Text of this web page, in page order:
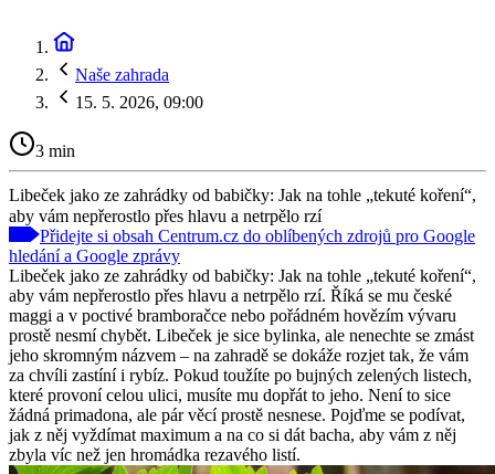
Naše zahrada
15. 5. 2026, 09:00
3 min
Libeček jako ze zahrádky od babičky: Jak na tohle „tekuté koření“,
aby vám nepřerostlo přes hlavu a netrpělo rzí
Přidejte si obsah Centrum.cz do oblíbených zdrojů pro Google
hledání a Google zprávy
Libeček jako ze zahrádky od babičky: Jak na tohle „tekuté koření“,
aby vám nepřerostlo přes hlavu a netrpělo rzí. Říká se mu české
maggi a v poctivé bramboračce nebo pořádném hovězím vývaru
prostě nesmí chybět. Libeček je sice bylinka, ale nenechte se zmást
jeho skromným názvem – na zahradě se dokáže rozjet tak, že vám
za chvíli zastíní i rybíz. Pokud toužíte po bujných zelených listech,
které provoní celou ulici, musíte mu dopřát to jeho. Není to sice
žádná primadona, ale pár věcí prostě nesnese. Pojďme se podívat,
jak z něj vyždímat maximum a na co si dát bacha, aby vám z něj
zbyla víc než jen hromádka rezavého listí.